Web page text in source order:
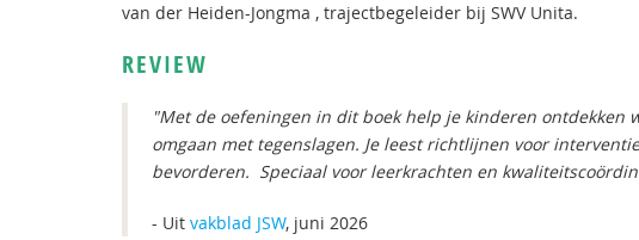
van der Heiden-Jongma , trajectbegeleider bij SWV Unita.
REVIEW
"Met de oefeningen in dit boek help je kinderen ontdekken
omgaan met tegenslagen. Je leest richtlijnen voor
bevorderen. Speciaal voor leerkrachten en
- Uit vakblad JSW, juni 2026